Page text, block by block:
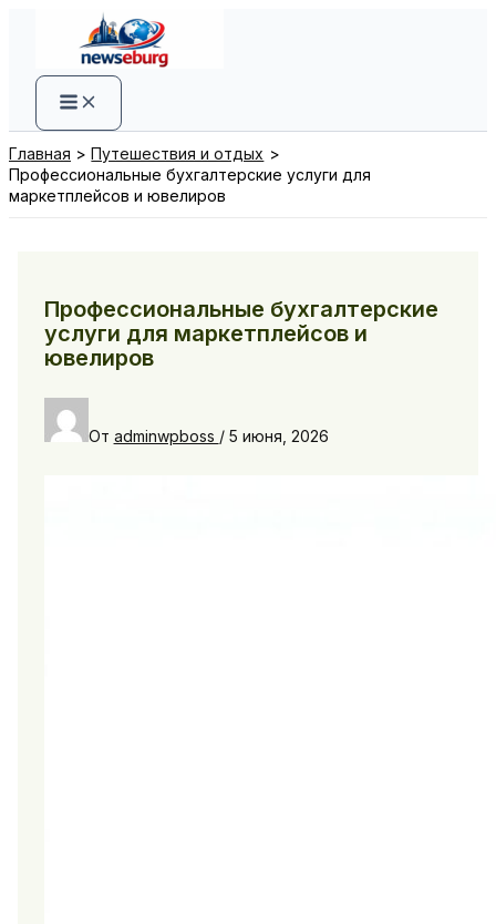
содержимому
Главная
Путешествия и отдых
Профессиональные бухгалтерские услуги для
маркетплейсов и ювелиров
Профессиональные бухгалтерские
услуги для маркетплейсов и
ювелиров
От adminwpboss / 5 июня, 2026